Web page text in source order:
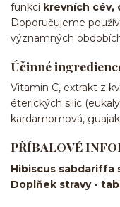
funkci krevních cév,
Doporučujeme
významných
Účinné
Vitamin C, extrakt z
éterických silic
kardamomová,
PŘÍBALOVÉ
Hibiscus sabdariffa
Doplňek stravy -